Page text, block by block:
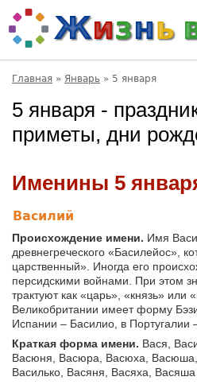
Главная » Январь » 5 января
5 января -
приметы, дни
Именины 5
Василий
Происхождение имени. Имя
древнегреческого «Басилейос»,
царственный». Иногда его
персидскими войнами. При этом
трактуют как «царь», «князь» или
Великобритании имеет форму
Испании – Басилио, в Португалии
Краткая форма имени. Вася,
Васюня, Васюра, Васюха, Васюша,
Василько, Васяня, Васяха, Васяша